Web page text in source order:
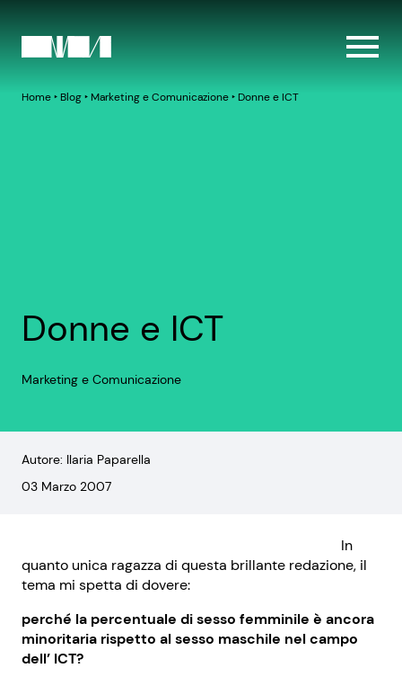
Home‣ Blog‣ Marketing e Comunicazione‣ Donne e ICT
Donne e ICT
Marketing e Comunicazione
Autore: Ilaria Paparella
03 Marzo 2007
In
quanto unica ragazza di questa brillante redazione, il
tema mi spetta di dovere:
perché la percentuale di sesso femminile è ancora
minoritaria rispetto al sesso maschile nel campo
dell’ ICT?